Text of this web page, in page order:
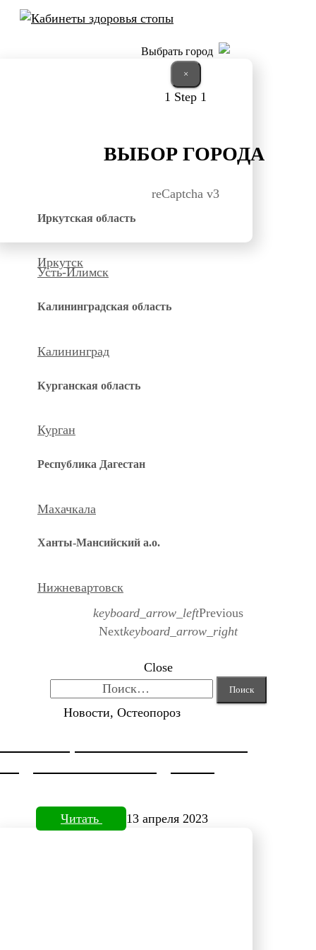
Выбрать город
×
1 Step 1
ВЫБОР ГОРОДА
reCaptcha v3
Иркутская область
Иркутск
Усть-Илимск
Калининградская область
Калининград
Курганская область
Курган
Республика Дагестан
Махачкала
Ханты-Мансийский а.о.
Нижневартовск
keyboard_arrow_leftPrevious
Nextkeyboard_arrow_right
Close
Новости, Остеопороз
Читать 13 апреля 2023